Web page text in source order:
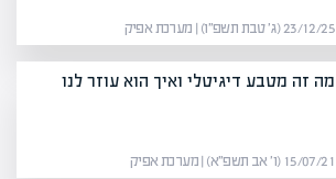
23/12/25 (ג׳ טבת תשפ״ו) | מערכת אפיק
מה זה מטבע דיגיטלי ואיך הוא עוזר לנו
15/07/21 (ו׳ אב תשפ״א) | מערכת אפיק